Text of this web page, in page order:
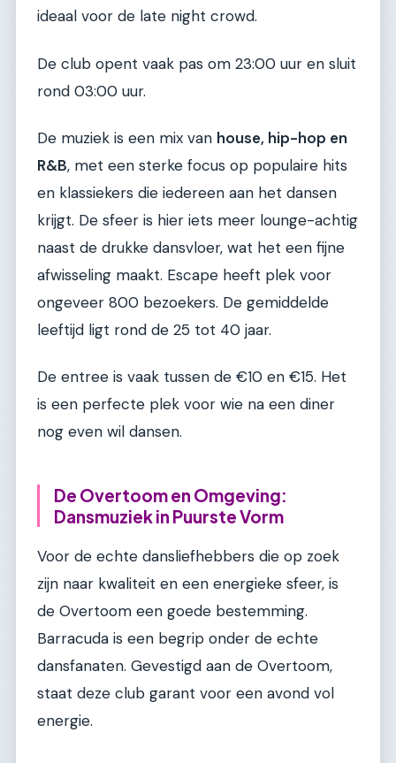
ideaal voor de late night crowd.
De club opent vaak pas om 23:00 uur en sluit
rond 03:00 uur.
De muziek is een mix van house, hip-hop en
R&B, met een sterke focus op populaire hits
en klassiekers die iedereen aan het dansen
krijgt. De sfeer is hier iets meer lounge-achtig
naast de drukke dansvloer, wat het een fijne
afwisseling maakt. Escape heeft plek voor
ongeveer 800 bezoekers. De gemiddelde
leeftijd ligt rond de 25 tot 40 jaar.
De entree is vaak tussen de €10 en €15. Het
is een perfecte plek voor wie na een diner
nog even wil dansen.
De Overtoom en Omgeving:
Dansmuziek in Puurste Vorm
Voor de echte dansliefhebbers die op zoek
zijn naar kwaliteit en een energieke sfeer, is
de Overtoom een goede bestemming.
Barracuda is een begrip onder de echte
dansfanaten. Gevestigd aan de Overtoom,
staat deze club garant voor een avond vol
energie.